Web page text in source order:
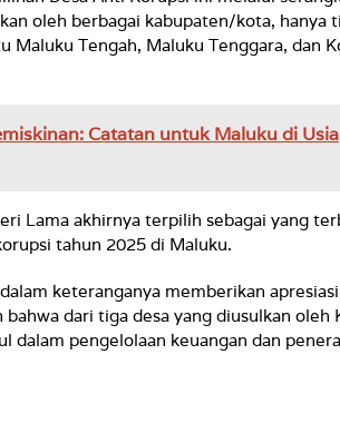
oleh berbagai kabupaten/kota, hanya
Tengah, Maluku Tenggara, dan
Catatan untuk Maluku di Usia
Lama akhirnya terpilih sebagai yang
tahun 2025 di Maluku.
keteranganya memberikan apresiasi
dari tiga desa yang diusulkan oleh
dalam pengelolaan keuangan dan